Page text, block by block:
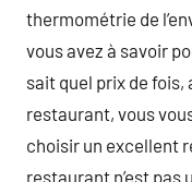
thermométrie de
vous avez à savoir
sait quel prix de
restaurant, vous
choisir un excellent
restaurant n’est